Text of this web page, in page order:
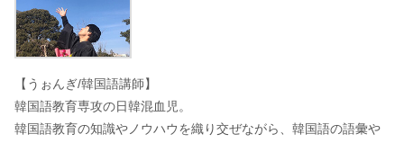
【うぉんぎ/韓国語講師】
韓国語教育専攻の日韓混血児。
韓国語教育の知識やノウハウを織り交ぜながら、韓国語の語彙や